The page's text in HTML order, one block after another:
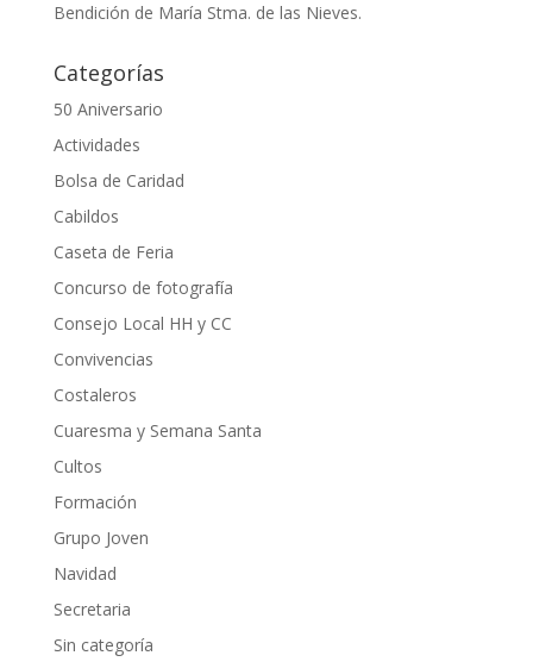
Bendición de María Stma. de las Nieves.
Categorías
50 Aniversario
Actividades
Bolsa de Caridad
Cabildos
Caseta de Feria
Concurso de fotografía
Consejo Local HH y CC
Convivencias
Costaleros
Cuaresma y Semana Santa
Cultos
Formación
Grupo Joven
Navidad
Secretaria
Sin categoría